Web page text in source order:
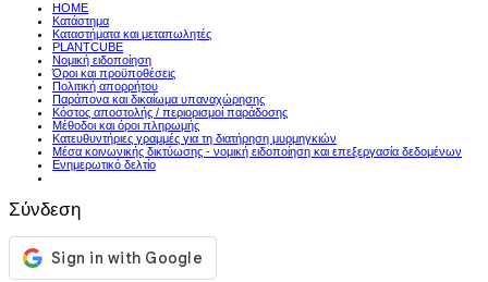
HOME
Κατάστημα
Καταστήματα και μεταπωλητές
PLANTCUBE
Νομική ειδοποίηση
Όροι και προϋποθέσεις
Πολιτική απορρήτου
Παράπονα και δικαίωμα υπαναχώρησης
Κόστος αποστολής / περιορισμοί παράδοσης
Μέθοδοι και όροι πληρωμής
Κατευθυντήριες γραμμές για τη διατήρηση μυρμηγκιών
Μέσα κοινωνικής δικτύωσης - νομική ειδοποίηση και επεξεργασία δεδομένων
Ενημερωτικό δελτίο
Σύνδεση